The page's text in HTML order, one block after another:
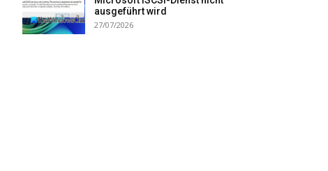
ausgeführt wird
27/07/2026